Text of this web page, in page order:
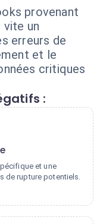
provenant
vite un
erreurs de
et le
critiques
:
et une
de rupture potentiels.